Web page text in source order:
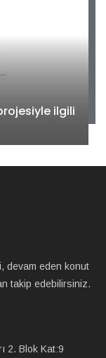
ilgili
devam eden konut
takip edebilirsiniz.
2. Blok Kat:9